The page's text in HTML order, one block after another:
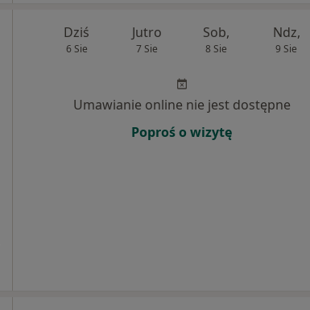
Dziś
6 Sie
Jutro
7 Sie
Sob,
8 Sie
Ndz,
9 Sie
Umawianie online nie jest dostępne
Poproś o wizytę